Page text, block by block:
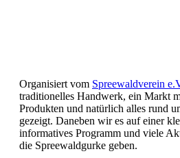
Organisiert vom Spreewaldverein
traditionelles Handwerk, ein Markt
Produkten und natürlich alles rund
gezeigt. Daneben wir es auf einer
informatives Programm und viele
die Spreewaldgurke geben.